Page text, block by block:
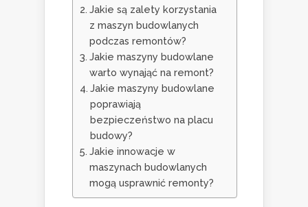
Jakie są zalety korzystania
z maszyn budowlanych
podczas remontów?
Jakie maszyny budowlane
warto wynająć na remont?
Jakie maszyny budowlane
poprawiają
bezpieczeństwo na placu
budowy?
Jakie innowacje w
maszynach budowlanych
mogą usprawnić remonty?